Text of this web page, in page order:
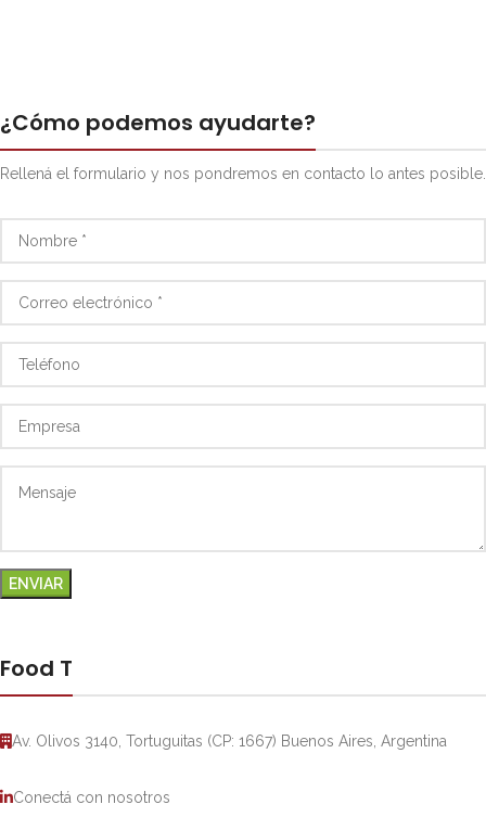
¿Cómo podemos ayudarte?
Rellená el formulario y nos pondremos en contacto lo antes posible.
Food T
Av. Olivos 3140, Tortuguitas (CP: 1667) Buenos Aires, Argentina
Conectá con nosotros